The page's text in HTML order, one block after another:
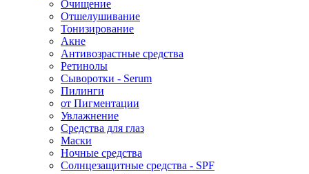
Очищение
Отшелушивание
Тонизирование
Акне
Антивозрастные средства
Ретинолы
Сыворотки - Serum
Пилинги
от Пигментации
Увлажнение
Средства для глаз
Маски
Ночные средства
Солнцезащитные средства - SPF